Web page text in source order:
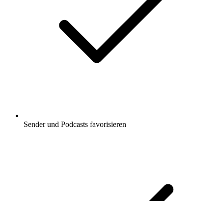
Sender und Podcasts favorisieren